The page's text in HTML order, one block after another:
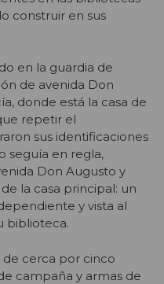
construir en sus
en la guardia de
de avenida Don
donde está la casa de
repetir el
sus identificaciones
seguía en regla,
Don Augusto y
la casa principal: un
y vista al
biblioteca.
cerca por cinco
campaña y armas de